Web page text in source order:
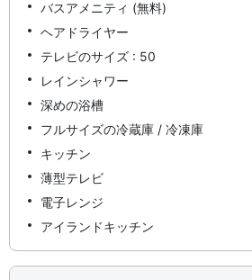
バスアメニティ (無料)
ヘアドライヤー
テレビのサイズ : 50
レインシャワー
深めの浴槽
フルサイズの冷蔵庫 / 冷凍庫
キッチン
薄型テレビ
電子レンジ
アイランドキッチン